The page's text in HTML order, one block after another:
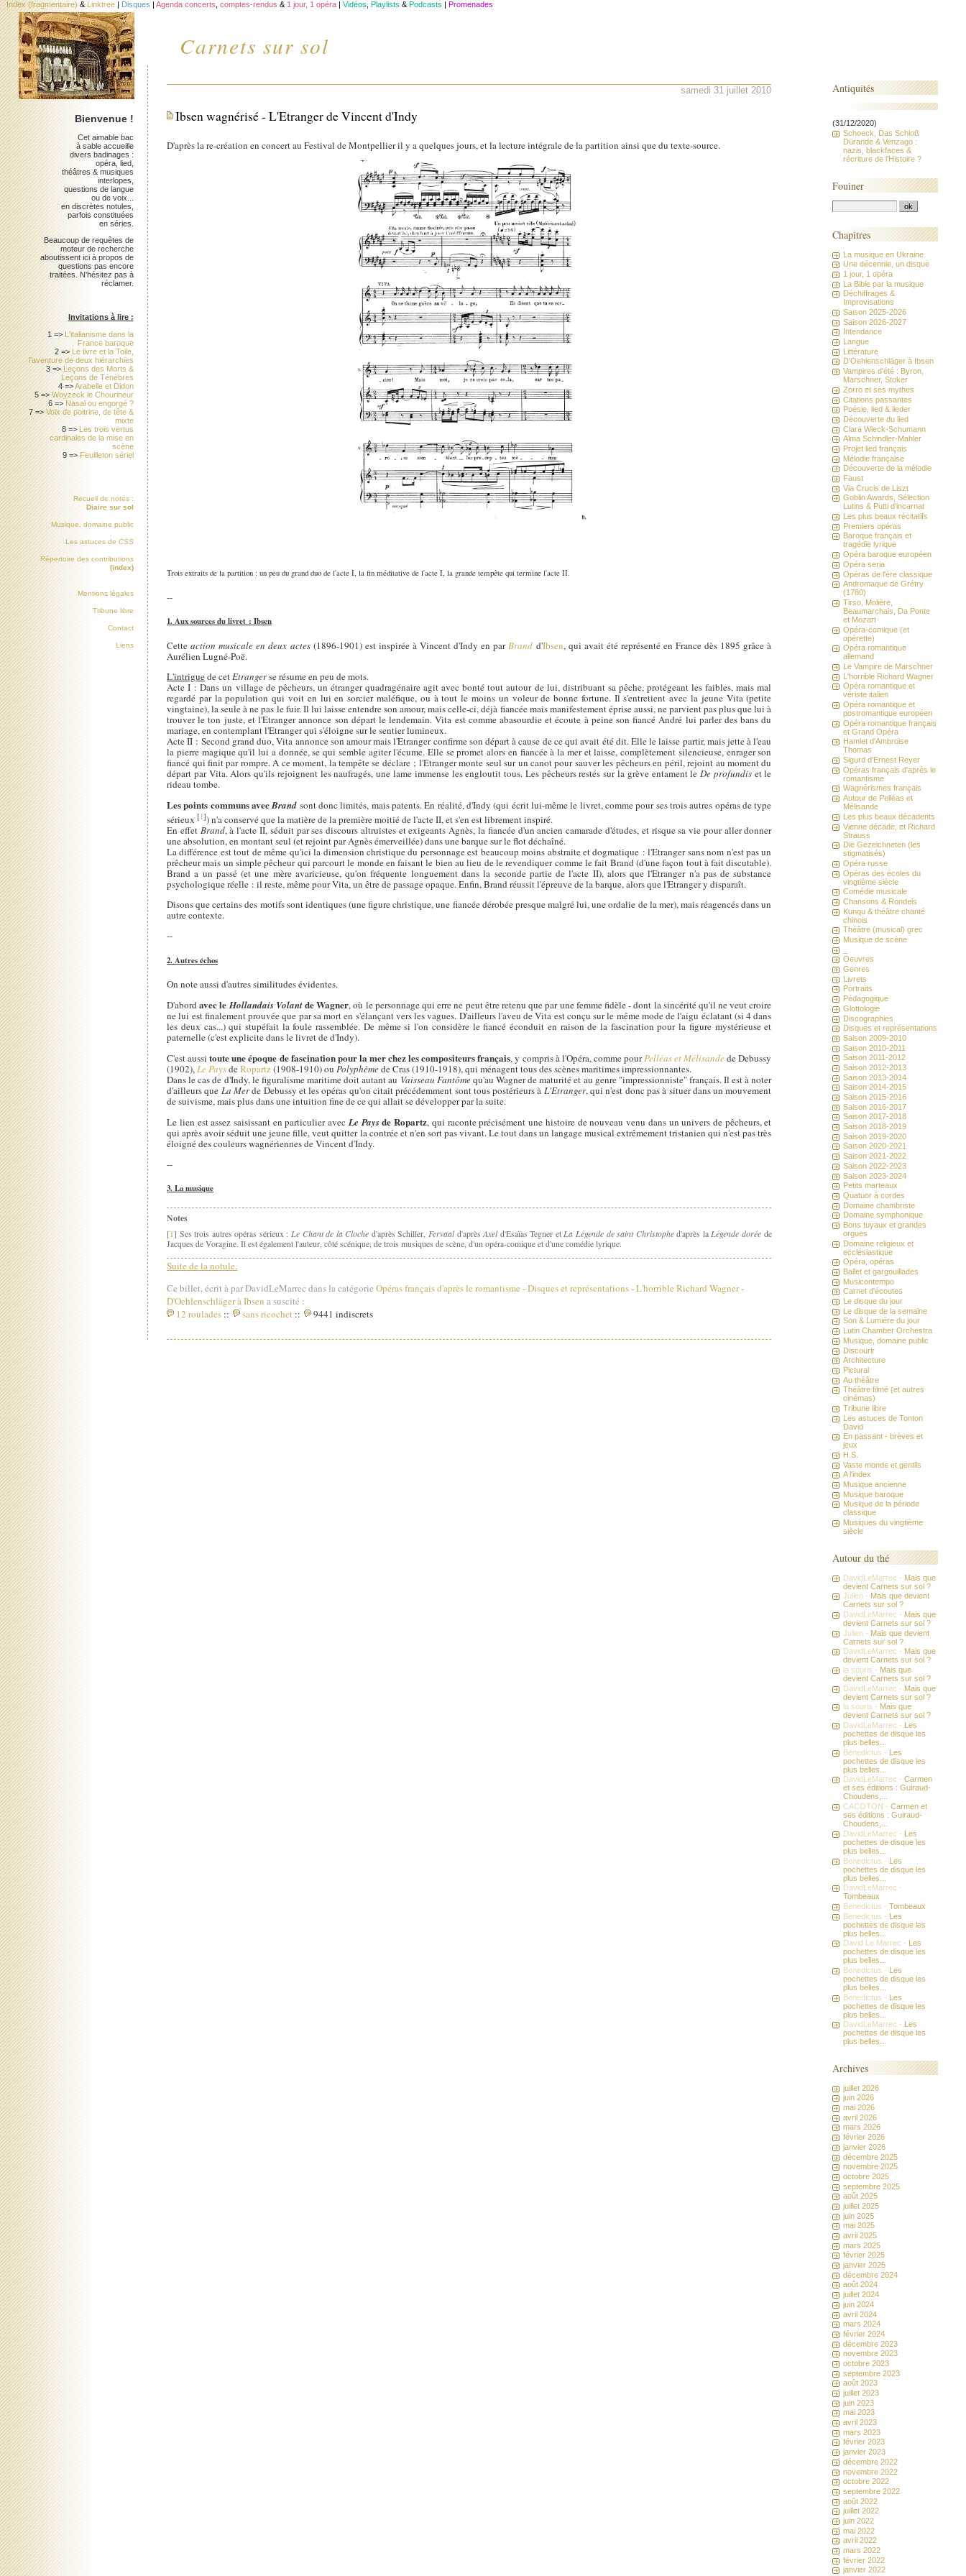
Carnets sur sol
Index (fragmentaire) & Linktree | Disques | Agenda concerts comptes-rendus & 1 jour, 1 opéra | Vidéos Playlists & Podcasts | Promenades
samedi 31 juillet 2010
Ibsen wagnérisé - L'Etranger de Vincent d'Indy
D'après la re-création en concert au Festival de Montpellier il y a quelques jours, et la lecture intégrale de la partition ainsi que du texte-source.
Trois extraits de la partition : un peu du grand duo de l'acte I, la fin méditative de l'acte I, la grande tempête qui termine l'acte II.
--
1. Aux sources du livret : Ibsen
Cetteaction musicale en deux actes(1896-1901) est inspirée à Vincent d'Indy en parBrand d'Ibsen, qui avait été représenté en France dès 1895 grâce à
Aurélien Lugné-Poë.
L'intriguede cetEtrangerse résume en peu de mots.
Acte I : Dans un village de pêcheurs, un étranger quadragénaire agit avec bonté tout autour de lui, distribuant sa pêche, protégeant les faibles, mais mal
regardé par la population qui voit en lui en sorcier maléfique, ou à tout le moins un voleur de bonne fortune. Il s'entretient avec la jeune Vita (petite
vingtaine), la seule à ne pas le fuir. Il lui laisse entendre son amour, mais celle-ci, déjà fiancée mais manifestement éprise aussi, ne parvient pas plus que lui à
trouver le ton juste, et l'Etranger annonce son départ le lendemain. Vita est comme abasourdie et écoute à peine son fiancé André lui parler des bans du
mariage, en contemplant l'Etranger qui s'éloigne sur le sentier lumineux.
Acte II : Second grand duo, Vita annonce son amour mais l'Etranger confirme son départ à cause de ce qui avait été dit. Elle le laisse partir, mais jette à l'eau
la pierre magique qu'il lui a donnée, se qui semble agiter l'écume. Elle se promet alors en fiancée à la mer et laisse, complètement silencieuse, enrager son
fiancé qui finit par rompre. A ce moment, la tempête se déclare ; l'Etranger monte seul sur un canot pour sauver les pêcheurs en péril, rejoint au moment du
départ par Vita. Alors qu'ils rejoignent les naufragés, une lame immense les engloutit tous. Les pêcheurs restés sur la grève entament leDe profundiset le
rideau tombe.
Les points communs avecBrand sont donc limités, mais patents. En réalité, d'Indy (qui écrit lui-même le livret, comme pour ses trois autres opéras de type
sérieux [ 1]) n'a conservé que la matière de la première moitié de l'acte II, et s'en est librement inspiré.
En effet Brand, à l'acte II, séduit par ses discours altruistes et exigeants Agnès, la fiancée d'un ancien camarade d'études, et risque sa vie pour aller donner
une absolution, en montant seul (et rejoint par Agnès émerveillée) dans une barque sur le flot déchaîné.
La différence est tout de même qu'ici la dimension christique du personnage est beaucoup moins abstraite et dogmatique : l'Etranger sans nom n'est pas un
prêcheur mais un simple pêcheur qui parcourt le monde en faisant le bien au lieu de le revendiquer comme le fait Brand (d'une façon tout à fait discutable).
Brand a un passé (et une mère avaricieuse, qu'on fréquente longuement dans la seconde partie de l'acte II), alors que l'Etranger n'a pas de substance
psychologique réelle : il reste, même pour Vita, un être de passage opaque. Enfin, Brand réussit l'épreuve de la barque, alors que l'Etranger y disparaît.
Disons que certains des motifs sont identiques (une figure christique, une fiancée dérobée presque malgré lui, une ordalie de la mer), mais réagencés dans un
autre contexte.
--
2. Autres échos
On note aussi d'autres similitudes évidentes.
D'abordavec leHollandais Volantde Wagner, où le personnage qui erre ne peut être retenu que par une femme fidèle - dont la sincérité qu'il ne veut croire
ne lui est finalement prouvée que par sa mort en s'élançant vers les vagues. D'ailleurs l'aveu de Vita est conçu sur le même mode de l'aigu éclatant (si 4 dans
les deux cas...) qui stupéfait la foule rassemblée. De même si l'on considère le fiancé éconduit en raison de la fascination pour la figure mystérieuse et
paternelle (c'est explicite dans le livret de d'Indy).
C'est aussitoute une époque de fascination pour la mer chez les compositeurs français, y compris à l'Opéra, comme pourPelléas et Mélisandede Debussy
(1902),Le PaysdeRopartz(1908-1910) ouPolyphèmede Cras (1910-1918), qui ménagent tous des scènes maritimes impressionnantes.
Dans le cas de d'Indy, le figuralisme maritime doit autant au Vaisseau Fantômequ'au Wagner de maturité et au genre "impressionniste" français. Il est à noter
d'ailleurs que La Merde Debussy et les opéras qu'on citait précédemment sont tous postérieurs à L'Etranger, qui n'est donc pas à situer dans un mouvement
de suivisme, mais plus dans une intuition fine de ce qui allait se développer par la suite.
Le lien est assez saisissant en particulier avec Le Paysde Ropartz, qui raconte précisément une histoire de nouveau venu dans un univers de pêcheurs, et
qui après avoir séduit une jeune fille, veut quitter la contrée et n'en sort pas vivant. Le tout dans un langage musical extrêmement tristanien qui n'est pas très
éloigné des couleurs wagnériennes de Vincent d'Indy.
--
3. La musique
Notes
[1] Ses trois autres opéras sérieux :Le Chant de la Cloche d'après Schiller, Fervaald'aprèsAxeld'Esaïas Tegner etLa Légende de saint Christophed'après laLégende doréede
Jacques de Voragine. Il est également l'auteur, côté scénique, de trois musiques de scène, d'un opéra-comique et d'une comédie lyrique.
Suite de la notule.
Ce billet, écrit à par DavidLeMarrec dans la catégorieOpéras français d'après le romantisme-Disques et représentations-L'horrible Richard Wagner-
D'Oehlenschläger à Ibsen a suscité :
12 roulades :: sans ricochet :: 9441 indiscrets
Bienvenue !
Cet aimable bac
à sable accueille
divers badinages :
opéra, lied,
théâtres & musiques
interlopes,
questions de langue
ou de voix...
en discrètes notules,
parfois constituées
en séries.
Beaucoup de requêtes de
moteur de recherche
aboutissent ici à propos de
questions pas encore
traitées. N'hésitez pas à
réclamer.
Invitations à lire :
1 => L'italianisme dans la
France baroque
2 => Le livre et la Toile,
l'aventure de deux hiérarchies
3 => Leçons des Morts &
Leçons de Ténèbres
4 =>Arabelle et Didon
5 =>Woyzeck le Chourineur
6 => Nasal ou engorgé ?
7 =>Voix de poitrine, de tête &
mixte
8 => Les trois vertus
cardinales de la mise en
scène
9 => Feuilleton sériel
Recueil de notes :
Diaire sur sol
Musique, domaine public
Les astuces de CSS
Répertoire des contributions
(index)
Mentions légales
Tribune libre
Contact
Liens
Antiquités
(31/12/2020)
Schoeck, Das Schloß
Dürande & Venzago :
nazis, blackfaces &
récriture de l'Histoire ?
Fouiner
Chapitres
La musique en Ukraine
Une décennie, un disque
1 jour, 1 opéra
La Bible par la musique
Déchiffrages &
Improvisations
Saison 2025-2026
Saison 2026-2027
Intendance
Langue
Littérature
D'Oehlenschläger à Ibsen
Vampires d'été : Byron,
Marschner, Stoker
Zorro et ses mythes
Citations passantes
Poésie, lied & lieder
Découverte du lied
Clara Wieck-Schumann
Alma Schindler-Mahler
Projet lied français
Mélodie française
Découverte de la mélodie
Faust
Via Crucis de Liszt
Goblin Awards, Sélection
Lutins & Putti d'incarnat
Les plus beaux récitatifs
Premiers opéras
Baroque français et
tragédie lyrique
Opéra baroque européen
Opéra seria
Opéras de l'ère classique
Andromaque de Grétry
(1780)
Tirso, Molière,
Beaumarchais, Da Ponte
et Mozart
Opéra-comique (et
opérette)
Opéra romantique
allemand
Le Vampire de Marschner
L'horrible Richard Wagner
Opéra romantique et
vériste italien
Opéra romantique et
postromantique européen
Opéra romantique français
et Grand Opéra
Hamlet d'Ambroise
Thomas
Sigurd d'Ernest Reyer
Opéras français d'après le
romantisme
Wagnérismes français
Autour de Pelléas et
Mélisande
Les plus beaux décadents
Vienne décade, et Richard
Strauss
Die Gezeichneten (les
stigmatisés)
Opéra russe
Opéras des écoles du
vingtième siècle
Comédie musicale
Chansons & Rondels
Kunqu & théâtre chanté
chinois
Théâtre (musical) grec
Musique de scène
Oeuvres
Genres
Livrets
Portraits
Pédagogique
Glottologie
Discographies
Disques et représentations
Saison 2009-2010
Saison 2010-2011
Saison 2011-2012
Saison 2012-2013
Saison 2013-2014
Saison 2014-2015
Saison 2015-2016
Saison 2016-2017
Saison 2017-2018
Saison 2018-2019
Saison 2019-2020
Saison 2020-2021
Saison 2021-2022
Saison 2022-2023
Saison 2023-2024
Petits marteaux
Quatuor à cordes
Domaine chambriste
Domaine symphonique
Bons tuyaux et grandes
orgues
Domaine religieux et
ecclésiastique
Opéra, opéras
Ballet et gargouillades
Musicontempo
Carnet d'écoutes
Le disque du jour
Le disque de la semaine
Son & Lumière du jour
Lutin Chamber Orchestra
Musique, domaine public
Discourir
Architecture
Pictural
Au théâtre
Théâtre filmé (et autres
cinémas)
Tribune libre
Les astuces de Tonton
David
En passant - brèves et
jeux
H.S.
Vaste monde et gentils
A l'index
Musique ancienne
Musique baroque
Musique de la période
classique
Musiques du vingtième
siècle
Autour du thé
DavidLeMarrec - Mais que
devient Carnets sur sol ?
Julien - Mais que devient
Carnets sur sol ?
DavidLeMarrec - Mais que
devient Carnets sur sol ?
Julien - Mais que devient
Carnets sur sol ?
DavidLeMarrec - Mais que
devient Carnets sur sol ?
la souris - Mais que
devient Carnets sur sol ?
DavidLeMarrec - Mais que
devient Carnets sur sol ?
la souris - Mais que
devient Carnets sur sol ?
DavidLeMarrec - Les
pochettes de disque les
plus belles...
Benedictus - Les
pochettes de disque les
plus belles...
DavidLeMarrec -Carmen
et ses éditions : Guiraud-
Choudens,...
CACOTON -Carmen et
ses éditions : Guiraud-
Choudens,...
DavidLeMarrec - Les
pochettes de disque les
plus belles...
Benedictus - Les
pochettes de disque les
plus belles...
DavidLeMarrec -
Tombeaux
Benedictus -Tombeaux
Benedictus - Les
pochettes de disque les
plus belles...
David Le Marrec -
Les
pochettes de disque les
plus belles...
Benedictus - Les
pochettes de disque les
plus belles...
Benedictus - Les
pochettes de disque les
plus belles...
DavidLeMarrec -
Les
pochettes de disque les
plus belles...
Archives
juillet 2026
juin 2026
mai 2026
avril 2026
mars 2026
février 2026
janvier 2026
décembre 2025
novembre 2025
octobre 2025
septembre 2025
août 2025
juillet 2025
juin 2025
mai 2025
avril 2025
mars 2025
février 2025
janvier 2025
décembre 2024
août 2024
juillet 2024
juin 2024
avril 2024
mars 2024
février 2024
décembre 2023
novembre 2023
octobre 2023
septembre 2023
août 2023
juillet 2023
juin 2023
mai 2023
avril 2023
mars 2023
février 2023
janvier 2023
décembre 2022
novembre 2022
octobre 2022
septembre 2022
août 2022
juillet 2022
juin 2022
mai 2022
avril 2022
mars 2022
février 2022
janvier 2022